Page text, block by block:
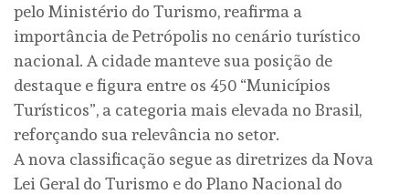
pelo Ministério do Turismo, reafirma a
importância de Petrópolis no cenário turístico
nacional. A cidade manteve sua posição de
destaque e figura entre os 450 “Municípios
Turísticos”, a categoria mais elevada no Brasil,
reforçando sua relevância no setor.
A nova classificação segue as diretrizes da Nova
Lei Geral do Turismo e do Plano Nacional do